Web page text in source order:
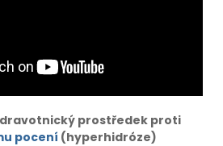
prostředek proti
pocení (hyperhidróze)